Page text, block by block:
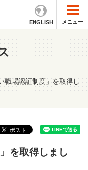
ENGLISH メニュー
職場認証制度」を取得し
を取得しまし